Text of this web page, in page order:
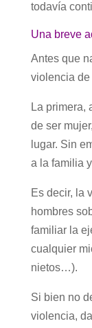
todavía
Una breve
Antes que
violencia
La primera,
de ser
lugar. Sin
a la familia
Es decir, la
hombres
familiar la
cualquier
nietos…).
Si bien no
violencia,